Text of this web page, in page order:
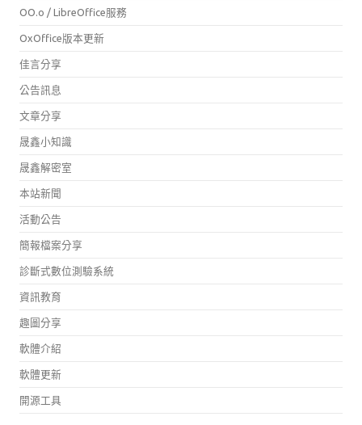
OO.o / LibreOffice服務
OxOffice版本更新
佳言分享
公告訊息
文章分享
晟鑫小知識
晟鑫解密室
本站新聞
活動公告
簡報檔案分享
診斷式數位測驗系統
資訊教育
趣圖分享
軟體介紹
軟體更新
開源工具